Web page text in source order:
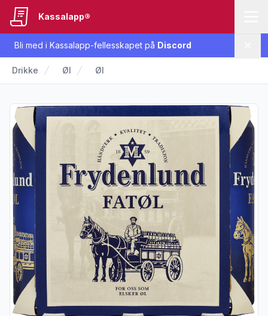
Bli med i Kassalapp-fellesskapet på Discord
Kassalapp®
Drikke Øl Øl